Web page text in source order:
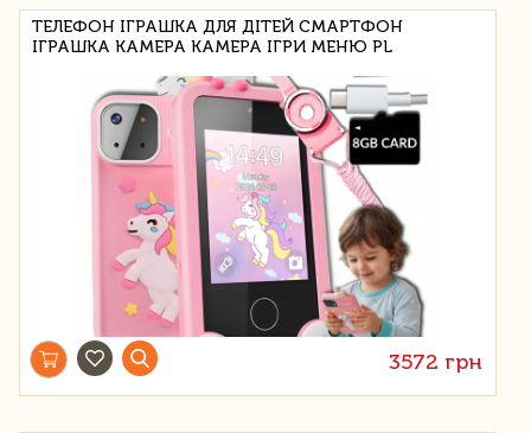
ТЕЛЕФОН ІГРАШКА ДЛЯ ДІТЕЙ СМАРТФОН
ІГРАШКА КАМЕРА КАМЕРА ІГРИ МЕНЮ PL
3572 грн